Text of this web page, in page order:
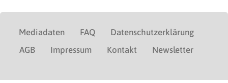
Mediadaten FAQ
Datenschutzerklärung
AGB
Impressum Kontakt Newsletter